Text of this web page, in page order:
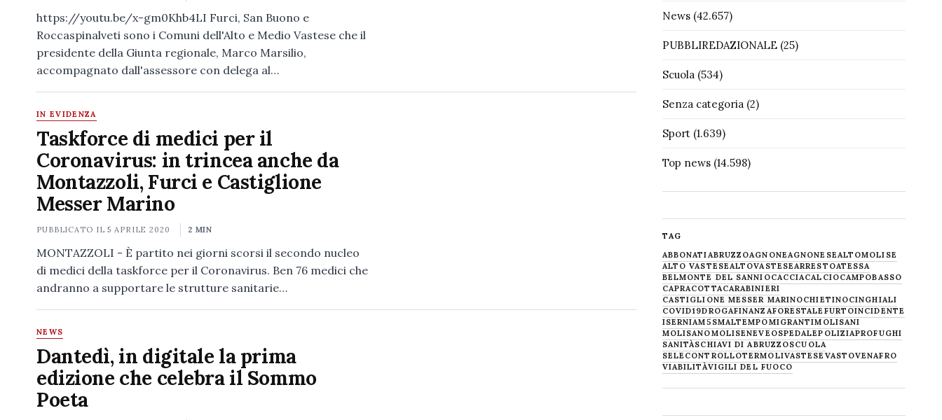
https://youtu.be/x-gm0Khb4LI Furci, San Buono e
Roccaspinalveti sono i Comuni dell'Alto e Medio Vastese che il
presidente della Giunta regionale, Marco Marsilio,
accompagnato dall'assessore con delega al…
IN EVIDENZA
Taskforce di medici per il
Coronavirus: in trincea anche da
Montazzoli, Furci e Castiglione
Messer Marino
PUBBLICATO IL5 APRILE 2020 2 MIN
MONTAZZOLI - È partito nei giorni scorsi il secondo nucleo
di medici della taskforce per il Coronavirus. Ben 76 medici che
andranno a supportare le strutture sanitarie…
NEWS
Dantedì, in digitale la prima
edizione che celebra il Sommo
Poeta
News(42.657)
PUBBLIREDAZIONALE(25)
Scuola(534)
Senza categoria(2)
Sport(1.639)
Top news(14.598)
TAG
ABBONATIABRUZZOAGNONEAGNONESEALTOMOLISE
ALTO VASTESEALTOVASTESEARRESTOATESSA
BELMONTE DEL SANNIOCACCIACALCIOCAMPOBASSO
CAPRACOTTACARABINIERI
CASTIGLIONE MESSER MARINOCHIETINOCINGHIALI
COVID19DROGAFINANZAFORESTALE FURTOINCIDENTE
ISERNIAM5SMALTEMPOMIGRANTIMOLISANI
MOLISANOMOLISENEVE OSPEDALEPOLIZIAPROFUGHI
SANITÀSCHIAVI DI ABRUZZOSCUOLA
SELECONTROLLOTERMOLIVASTESE VASTOVENAFRO
VIABILITÀVIGILI DEL FUOCO